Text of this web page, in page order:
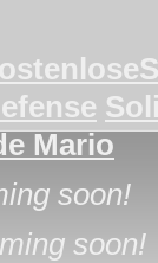
Mario
soon!
soon!